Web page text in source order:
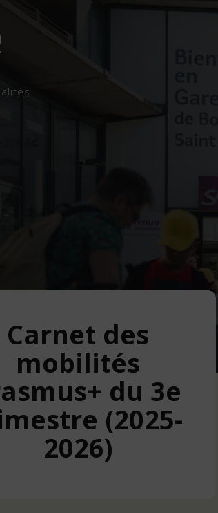
Carnet des
mobilités
du 3e
(2025-
2026)